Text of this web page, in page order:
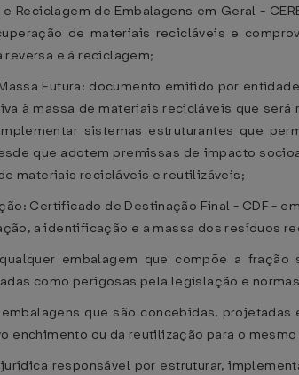
Reciclagem de Embalagens em Geral -
de materiais recicláveis e
e à reciclagem;
Futura: documento emitido por
à massa de materiais recicláveis que
sistemas estruturantes que
que adotem premissas de impacto
materiais recicláveis e reutilizáveis;
Certificado de Destinação Final - CDF -
a identificação e a massa dos resíduos
embalagem que compõe a
como perigosas pela legislação e
que são concebidas,
enchimento ou da reutilização para o
responsável por estruturar,